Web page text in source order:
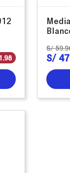
.98
S/ 59.
S/ 47